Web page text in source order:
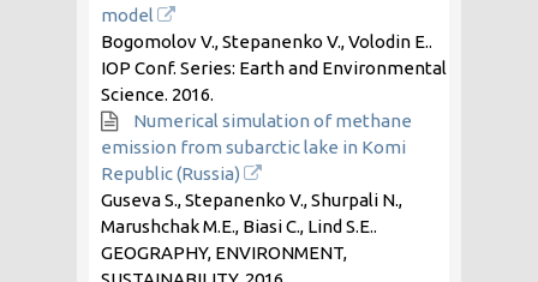
model
Bogomolov V., Stepanenko V., Volodin E..
IOP Conf. Series: Earth and Environmental
Science. 2016.
Numerical simulation of methane
emission from subarctic lake in Komi
Republic (Russia)
Guseva S., Stepanenko V., Shurpali N.,
Marushchak M.E., Biasi C., Lind S.E..
GEOGRAPHY, ENVIRONMENT,